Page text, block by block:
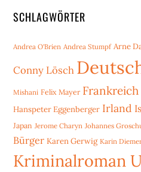
SCHLAGWÖRTER
Andrea O'Brien Andrea Stumpf Arne
Conny Lösch
Mishani Felix Mayer Frankreich
Hanspeter Eggenberger Irland
Japan Jerome Charyn Johannes
Bürger Karen Gerwig Karin
Kriminalroman